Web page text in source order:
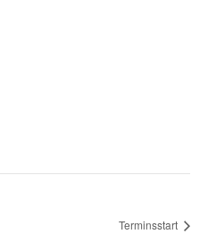
Terminsstart